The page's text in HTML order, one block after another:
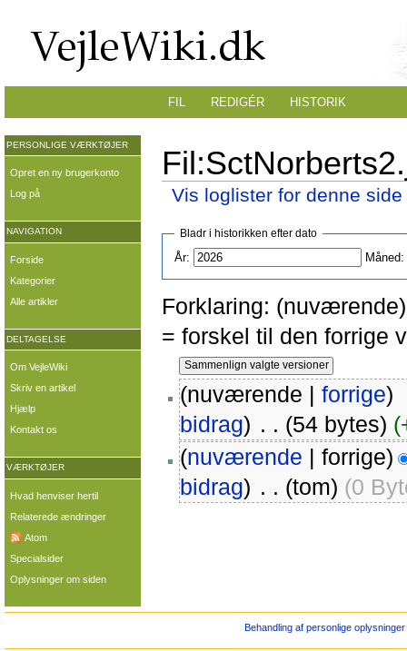
Vis loglister for denne side
Bladr i historikken efter dato
År:
Måned:
Forklaring:
= forskel til den forrige
(nuværende |forrige)
bidrag) . . (54 bytes)
(nuværende | forrige)
bidrag) . . (tom) (0
FIL REDIGÉR HISTORIK
PERSONLIGE VÆRKTØJER
Opret en ny brugerkonto
Log på
NAVIGATION
Forside
Kategorier
Alle artikler
DELTAGELSE
Om VejleWiki
Skriv en artikel
Hjælp
Kontakt os
VÆRKTØJER
Hvad henviser hertil
Relaterede ændringer
Atom
Specialsider
Oplysninger om siden
Behandling af personlige oplysninger